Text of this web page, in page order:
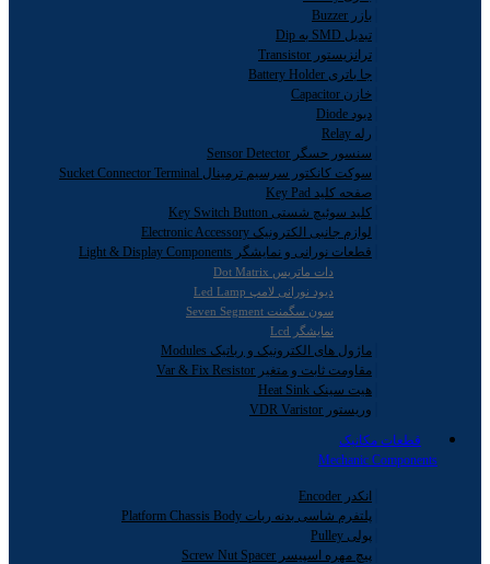
بازر Buzzer
تبدیل SMD به Dip
ترانزیستور Transistor
جا باتری Battery Holder
خازن Capacitor
دیود Diode
رله Relay
سنسور حسگر Sensor Detector
سوکت کانکتور سرسیم ترمینال Sucket Connector Terminal
صفحه کلید Key Pad
کلید سوئیچ شستی Key Switch Button
لوازم جانبی الکترونیک Electronic Accessory
قطعات نورانی و نمایشگر Light & Display Components
دات ماتریس Dot Matrix
دیود نورانی لامپ Led Lamp
سون سگمنت Seven Segment
نمایشگر Lcd
ماژول های الکترونیک و رباتیک Modules
مقاومت ثابت و متغیر Var & Fix Resistor
هیت سینک Heat Sink
وریستور VDR Varistor
قطعات مکانیک
Mechanic Components
انکدر Encoder
پلتفرم شاسی بدنه ربات Platform Chassis Body
پولی Pulley
پیچ مهره اسپیسر Screw Nut Spacer